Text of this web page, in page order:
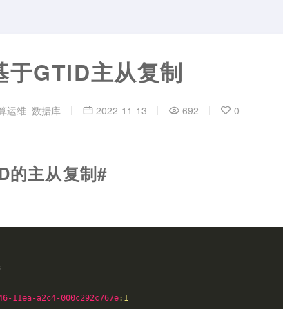
GTID主从复制
运维 数据库 2022-11-13 692 0
的主从复制#
11ea-a2c4-000c292c767e:1